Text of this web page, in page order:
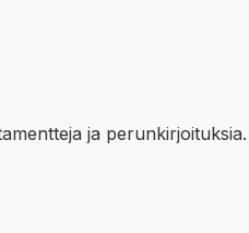
ja perunkirjoituksia.